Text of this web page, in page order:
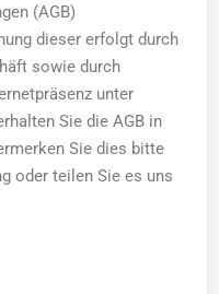
(AGB)
dieser erfolgt durch
sowie durch
unter
Sie die AGB in
Sie dies bitte
oder teilen Sie es uns